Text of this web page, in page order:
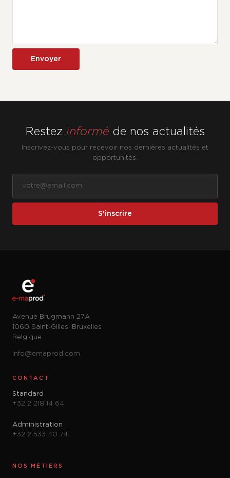
Envoyer
Restez informé de nos actualités
Inscrivez-vous pour recevoir nos dernières actualités et
opportunités.
S'inscrire
Avenue Brugmann 27A
1060 Saint-Gilles, Bruxelles
Belgique
info@emaprod.com
CONTACT
Standard
+32 2 218 14 64
Administration
+32 2 533 40 74
NOS MÉTIERS